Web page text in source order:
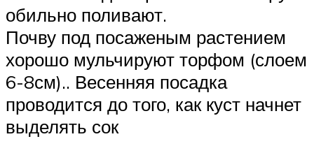
обильно поливают.
Почву под посаженым растением
хорошо мульчируют торфом (слоем
6-8см).. Весенняя посадка
проводится до того, как куст начнет
выделять сок